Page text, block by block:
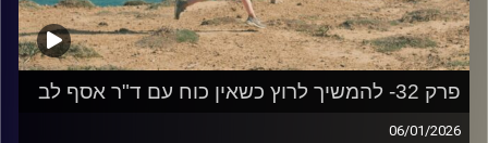
גישת ה-ACT, מעבר מ"איך אני נראה" ל"מה אני מסוגל לעשות",
כלי הדיפוזיה: איך להתייחס למחשבה "אני לא מספיק" רק
כמחשבה ולא כאמת מוחלטת, אשמה מול ענישה עצמית: איך
מזהים מתי הביקורת הפנימית הופכת לרעילה, פעולה לפי
ערכים ועוד נושאים שתגלו בפרק
פרק 32- להמשיך לרוץ כשאין כוח עם ד"ר אסף לב
06/01/2026